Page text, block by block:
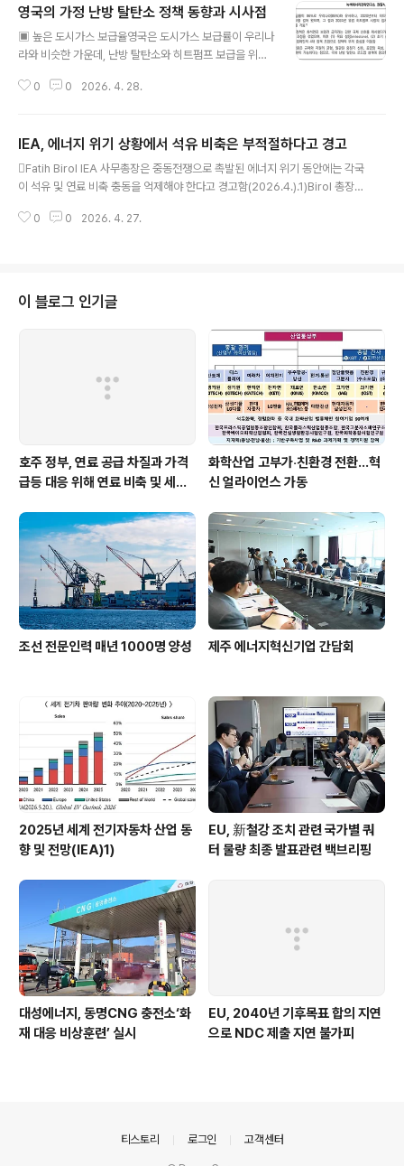
영국의 가정 난방 탈탄소 정책 동향과 시사점
▣ 높은 도시가스 보급율영국은 도시가스 보급률이 우리나
라와 비슷한 가운데, 난방 탈탄소와 히트펌프 보급을 위한
전환을 추진 중인 사례로서 유용한 시사점을 제공함 영국
난방에서 히트펌프로 전환하기 위해 2020년부터 히트펌
프 연 60만 대 보급 목표를 위한 시장 조성 및 지원 정책을
펼치며 정책 드라이브를 걸어왔음. 우리나라도 2035년까
직 관련 제도가 초기 단계에 있는 만큼, 영국의 정책 변곡점
0 0 2026. 4. 28.
IEA, 에너지 위기 상황에서 석유 비축은 부적절하다고 경고
Fatih Birol IEA 사무총장은 중동전쟁으로 촉발된 에너지 위기 동안에는 각국
이 석유 및 연료 비축 충동을 억제해야 한다고 경고함(2026.4.).1)Birol 총장은
상된다며, 모든 국가에 수출 금지나 제한 조치를 부과하지 않을 것을 촉구한다
야 한다고 강조하고, 해당 국가가 계속해서 수출을 제한하거나 전면 금지할 경
우, 아시아 시장에 미치는 영향은 극적일 것이라고 Birol 총장은 덧붙임..
0 0 2026. 4. 27.
이 블로그 인기글
호주 정부, 연료 공급 차질과 가격
급등 대응 위해 연료 비축 및 세제
화학산업 고부가‧친환경 전환…혁
신 얼라이언스 가동
조선 전문인력 매년 1000명 양성 제주 에너지혁신기업 간담회
2025년 세계 전기자동차 산업 동
향 및 전망(IEA)1)
EU, 新철강 조치 관련 국가별 쿼
터 물량 최종 발표관련 백브리핑
대성에너지, 동명CNG 충전소‘화
재 대응 비상훈련’ 실시
EU, 2040년 기후목표 합의 지연
으로 NDC 제출 지연 불가피
티스토리 로그인 고객센터